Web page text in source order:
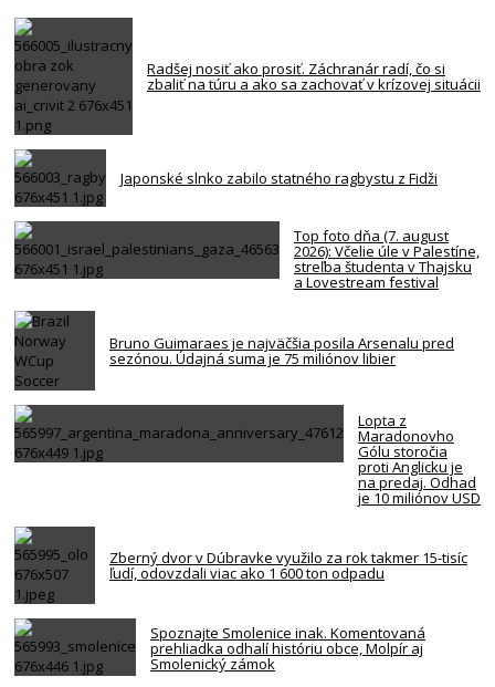
Radšej nosiť ako prosiť. Záchranár radí, čo si
zbaliť na túru a ako sa zachovať v krízovej situácii
Japonské slnko zabilo statného ragbystu z Fidži
Top foto dňa (7. august
2026): Včelie úle v Palestíne,
streľba študenta v Thajsku
a Lovestream festival
Bruno Guimaraes je najväčšia posila Arsenalu pred
sezónou. Údajná suma je 75 miliónov libier
Lopta z
Maradonovho
Gólu storočia
proti Anglicku je
na predaj. Odhad
je 10 miliónov USD
Zberný dvor v Dúbravke využilo za rok takmer 15-tisíc
ľudí, odovzdali viac ako 1 600 ton odpadu
Spoznajte Smolenice inak. Komentovaná
prehliadka odhalí históriu obce, Molpír aj
Smolenický zámok